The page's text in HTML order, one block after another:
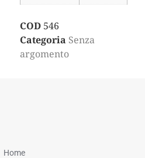
COD 546
Categoria Senza
argomento
Home